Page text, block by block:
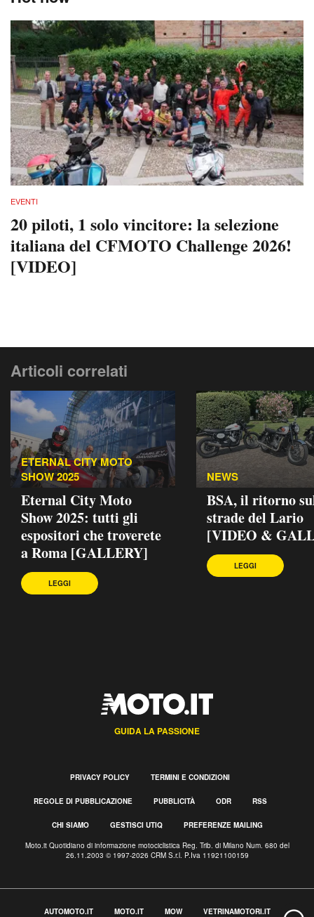
EVENTI
20 piloti, 1 solo vincitore: la selezione
italiana del CFMOTO Challenge 2026!
[VIDEO]
Articoli correlati
ETERNAL CITY MOTO
SHOW 2025
Eternal City Moto
Show 2025: tutti gli
espositori che troverete
a Roma [GALLERY]
LEGGI
NEWS
BSA, il ritorno
strade del Lario
[VIDEO &
LEGGI
GUIDA LA PASSIONE
PRIVACY POLICY TERMINI E CONDIZIONI
REGOLE DI PUBBLICAZIONE PUBBLICITÀ ODR RSS
CHI SIAMO GESTISCI UTIQ PREFERENZE MAILING
Moto.it Quotidiano di informazione motociclistica Reg. Trib. di Milano Num. 680 del
26.11.2003 © 1997-2026 CRM S.r.l. P.Iva 11921100159
AUTOMOTO.IT MOTO.IT MOW VETRINAMOTORI.IT